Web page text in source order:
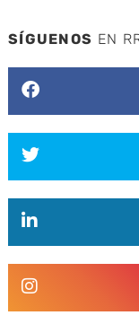
SÍGUENOS EN